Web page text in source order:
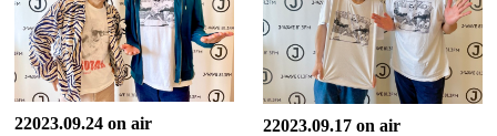
22023.09.24 on air
22023.09.17 on air